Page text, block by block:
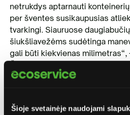
Šioje svetainėje naudojami
netrukdys aptarnauti
per šventes susikaupusias
tvarkingi. Siauruose
šiukšliavežėms sudėtinga
gali būti kiekvienas milimetras“,